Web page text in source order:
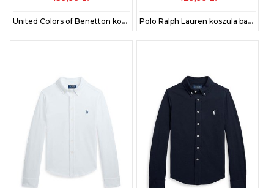
United Colors of Benetton koszula bawełniana kolor zielony 5IKTCQ04I Polo Ralph Lauren koszula bawełniana dziecięca kolor różowy 323967600002